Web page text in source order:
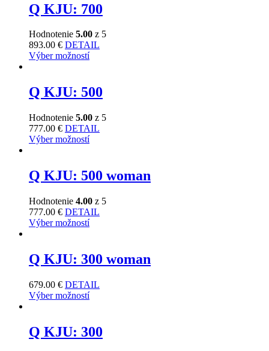
Q KJU: 700
Hodnotenie 5.00 z 5
893.00 € DETAIL
Výber možností
Q KJU: 500
Hodnotenie 5.00 z 5
777.00 € DETAIL
Výber možností
Q KJU: 500 woman
Hodnotenie 4.00 z 5
777.00 € DETAIL
Výber možností
Q KJU: 300 woman
679.00 € DETAIL
Výber možností
Q KJU: 300